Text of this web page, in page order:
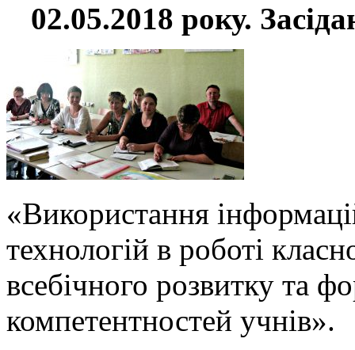
02.05.2018 року.
«Використання
технологій в роботі
всебічного розвитку та
компетентностей учнів».